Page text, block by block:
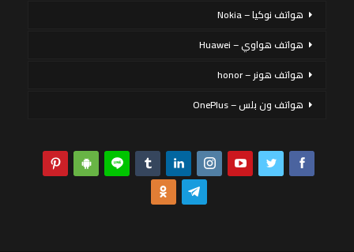
هواتف نوكيا – Nokia
هواتف هواوي – Huawei
هواتف هونر – honor
هواتف ون بلس – OnePlus